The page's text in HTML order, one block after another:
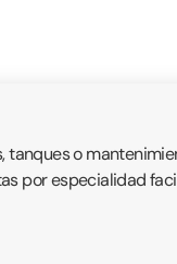
tanques o
por especialidad